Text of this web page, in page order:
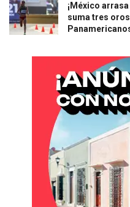
¡México
suma tres